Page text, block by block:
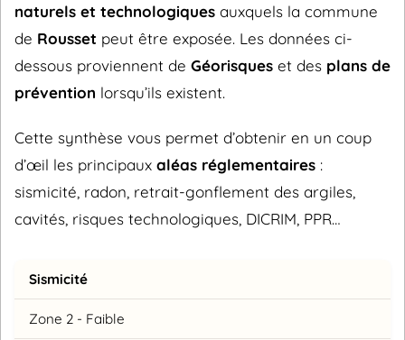
naturels et technologiques auxquels la commune
de Rousset peut être exposée. Les données ci-
dessous proviennent de Géorisques et des plans de
prévention lorsqu’ils existent.
Cette synthèse vous permet d’obtenir en un coup
d’œil les principaux aléas réglementaires :
sismicité, radon, retrait-gonflement des argiles,
cavités, risques technologiques, DICRIM, PPR…
Sismicité
Zone 2 - Faible